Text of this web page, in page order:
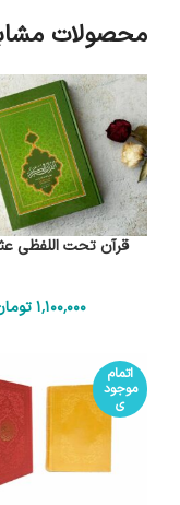
محصولات
قرآن تحت اللفظی
1٬100٬000
اتمام
موجود
ی